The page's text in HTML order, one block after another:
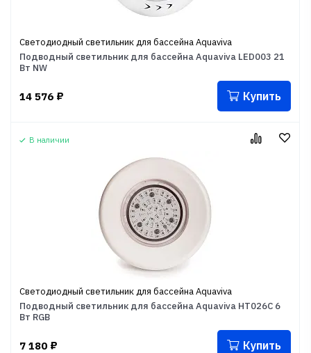
Светодиодный светильник для бассейна Aquaviva
Подводный светильник для бассейна Aquaviva LED003 21
Вт NW
14 576 ₽ Купить
В наличии
Светодиодный светильник для бассейна Aquaviva
Подводный светильник для бассейна Aquaviva HT026C 6
Вт RGB
7 180 ₽ Купить